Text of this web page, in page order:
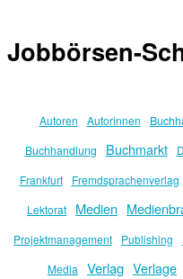
Jobbörsen-
Autoren Autorinnen
Buchhandlung
Buchmarkt
Frankfurt Fremdsprachenverlag
Lektorat
Medien
Projektmanagement
Publishing
Media
Verlag Verlage